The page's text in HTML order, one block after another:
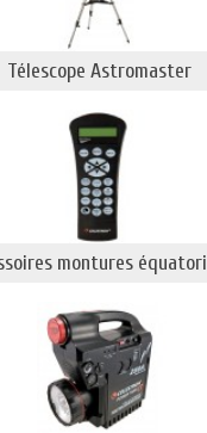
fabricant possède une
pour tous les
notamment les
Astromaster, les
ou encore les
technologiques
de champs
à restituer des images
nettes jusqu'au bord de
un minimum de
Télescope Astromaster
montures